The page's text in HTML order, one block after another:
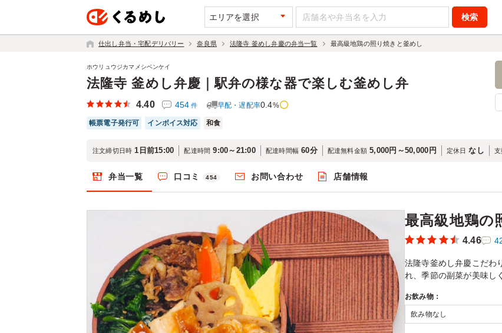
エリアを選択
仕出し弁当・宅配デリバリー 奈良県 法隆寺 釜めし弁慶の弁当一覧 最高級地鶏の照り焼きと釜めし
法隆寺 釜めし弁慶｜駅弁の様な器で楽しむ釜めし弁
ホウリュウジカマメシベンケイ
4.40 454 件 早配・遅配率0.4%
帳票電子発行可 インボイス対応 和食
注文締切日時 1日前15:00 配達時間 9:00～21:00 配達時間幅 60分 配達無料金額 5,000円～50,000円 定休日 なし 支
弁当一覧 口コミ 454 お問い合わせ 店舗情報
最高級地鶏の
4.46
法隆寺釜めし弁慶こだわ
れ、季節の副菜が美味し
お飲み物：